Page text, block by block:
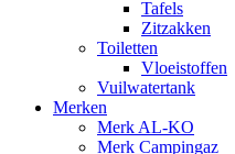
Tafels
Zitzakken
Toiletten
Vloeistoffen
Vuilwatertank
Merken
Merk AL-KO
Merk Campingaz